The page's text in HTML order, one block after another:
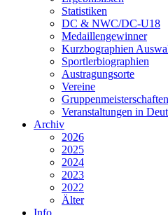
Statistiken
DC & NWC/DC-U18
Medaillengewinner
Kurzbographien
Sportlerbiographien
Austragungsorte
Vereine
Gruppenmeisterschaften
Veranstaltungen in
Archiv
2026
2025
2024
2023
2022
Älter
Info